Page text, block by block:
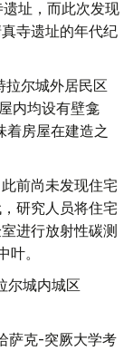
址，而此次发现
寺遗址的年代纪
拉尔城外居民区
内均设有壁龛
着房屋在建造之
前尚未发现住宅
研究人员将住宅
进行放射性碳测
。
尔城内城区
萨克-突厥大学考